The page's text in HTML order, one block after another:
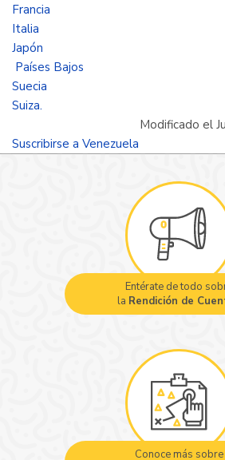
de
Santander
crisis
migratoria
Francia
Italia
Japón
Países Bajos
Suecia
Suiza.
Modificado el
Suscribirse a Venezuela
Entérate de todo
la Rendición de
Conoce más sobre